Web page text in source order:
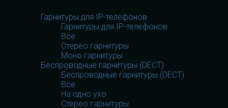
Гарнитуры для IP-телефонов
Гарнитуры для IP-телефонов
Все
Стерео гарнитуры
Моно гарнитуры
Беспроводные гарнитуры (DECT)
Беспроводные гарнитуры (DECT)
Все
На одно ухо
Стерео гарнитуры